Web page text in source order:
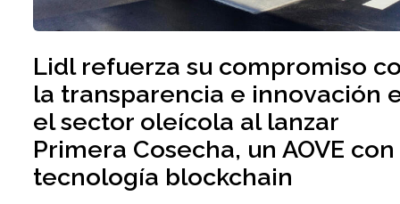
Lidl refuerza su compromiso
la transparencia e innovación
el sector oleícola al lanzar
Primera Cosecha, un AOVE con
tecnología blockchain